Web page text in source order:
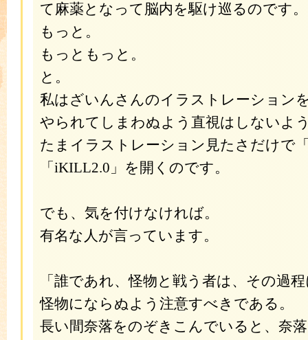
て麻薬となって脳内を駆け巡るのです。
もっと。
もっともっと。
と。
私はざいんさんのイラストレーション
やられてしまわぬよう直視はしないよ
たまイラストレーション見たさだけで
「iKILL2.0」を開くのです。
でも、気を付けなければ。
有名な人が言っています。
「誰であれ、怪物と戦う者は、その過
怪物にならぬよう注意すべきである。
長い間奈落をのぞきこんでいると、奈